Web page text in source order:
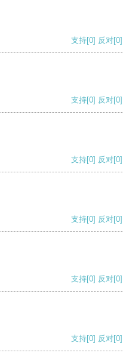
支持[0] 反对[0]
支持[0] 反对[0]
支持[0] 反对[0]
支持[0] 反对[0]
支持[0] 反对[0]
支持[0] 反对[0]